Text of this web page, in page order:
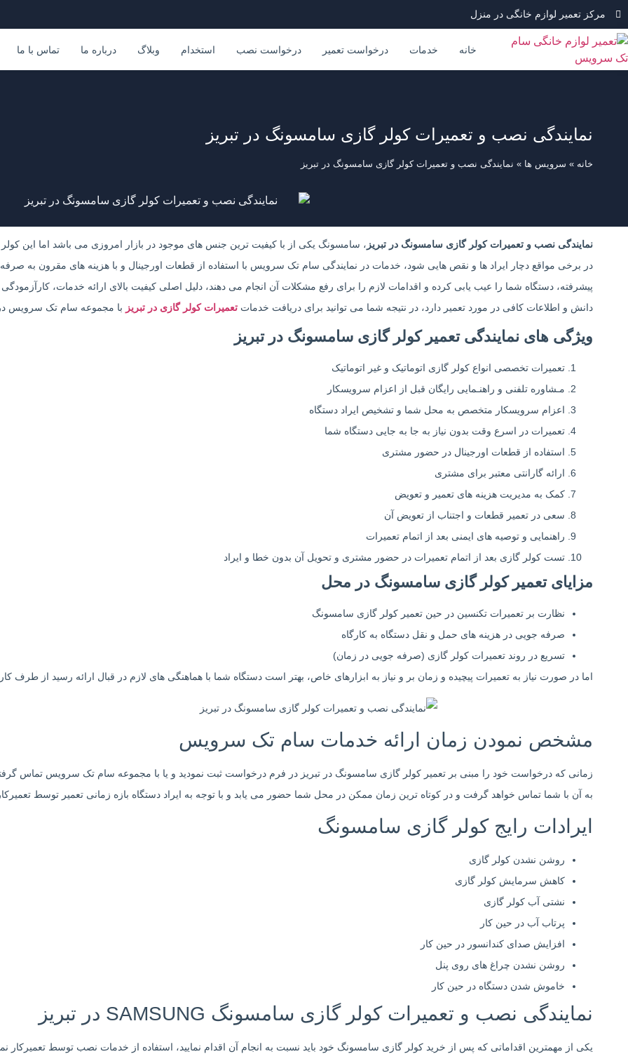
مرکز تعمیر لوازم خانگی در منزل
خانه خدمات درخواست تعمیر درخواست نصب استخدام وبلاگ درباره ما تماس با ما
نمایندگی نصب و تعمیرات کولر گازی سامسونگ در تبریز
خانه » سرویس ها » نمایندگی نصب و تعمیرات کولر گازی سامسونگ در تبریز
نمایندگی نصب و تعمیرات کولر گازی سامسونگ در تبریز ، سامسونگ یکی از با کیفیت ترین جنس های موجود در بازار امروزی می باشد اما این
در برخی مواقع دچار ایراد ها و نقص هایی شود، خدمات در نمایندگی سام تک سرویس با استفاده از قطعات اورجینال و با هزینه های مقرون به
پیشرفته، دستگاه شما را عیب یابی کرده و اقدامات لازم را برای رفع مشکلات آن انجام می دهند، دلیل اصلی کیفیت بالای ارائه خدمات،
دانش و اطلاعات کافی در مورد تعمیر دارد، در نتیجه شما می توانید برای دریافت خدمات تعمیرات کولر گازی در تبریز با مجموعه سام تک سرویس در
ویژگی های نمایندگی تعمیر کولر گازی سامسونگ در تبریز
تعمیرات تخصصی انواع کولر گازی اتوماتیک و غیر اتوماتیک
مـشاوره تلفنی و راهنـمایی رایگان قبل از اعزام سرویسکار
اعزام سرویسکار متخصص به محل شما و تشخیص ایراد دستگاه
تعمیرات در اسرع وقت بدون نیاز به جا به جایی دستگاه شما
استفاده از قطعات اورجینال در حضور مشتری
ارائه گارانتی معتبر برای مشتری
کمک به مدیریت هزینه های تعمیر و تعویض
سعی در تعمیر قطعات و اجتناب از تعویض آن
راهنمایی و توصیه های ایمنی بعد از اتمام تعمیرات
تست کولر گازی بعد از اتمام تعمیرات در حضور مشتری و تحویل آن بدون خطا و ایراد
مزایای تعمیر کولر گازی سامسونگ در محل
نظارت بر تعمیرات تکنسین در حین تعمیر کولر گازی سامسونگ
صرفه جویی در هزینه های حمل و نقل دستگاه به کارگاه
تسریع در روند تعمیرات کولر گازی (صرفه جویی در زمان)
اما در صورت نیاز به تعمیرات پیچیده و زمان بر و نیاز به ابزارهای خاص، بهتر است دستگاه شما با هماهنگی های لازم در قبال ارائه رسید از طرف
مشخص نمودن زمان ارائه خدمات سام تک سرویس
زمانی که درخواست خود را مبنی بر تعمیر کولر گازی سامسونگ در تبریز در فرم درخواست ثبت نمودید و یا با مجموعه سام تک سرویس
به آن با شما تماس خواهد گرفت و در کوتاه ترین زمان ممکن در محل شما حضور می یابد و با توجه به ایراد دستگاه بازه زمانی تعمیر توسط
ایرادات رایج کولر گازی سامسونگ
روشن نشدن کولر گازی
کاهش سرمایش کولر گازی
نشتی آب کولر گازی
پرتاب آب در حین کار
افزایش صدای کندانسور در حین کار
روشن نشدن چراغ های روی پنل
خاموش شدن دستگاه در حین کار
نمایندگی نصب و تعمیرات کولر گازی سامسونگ SAMSUNG در تبریز
یکی از مهمترین اقداماتی که پس از خرید کولر گازی سامسونگ خود باید نسبت به انجام آن اقدام نمایید، استفاده از خدمات نصب توسط تعمیرکار